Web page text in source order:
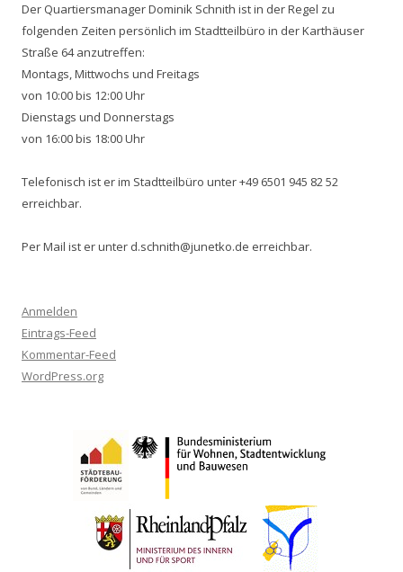
Der Quartiersmanager Dominik Schnith ist in der Regel zu
folgenden Zeiten persönlich im Stadtteilbüro in der Karthäuser
Straße 64 anzutreffen:
Montags, Mittwochs und Freitags
von 10:00 bis 12:00 Uhr
Dienstags und Donnerstags
von 16:00 bis 18:00 Uhr
Telefonisch ist er im Stadtteilbüro unter +49 6501 945 82 52
erreichbar.
Per Mail ist er unter d.schnith@junetko.de erreichbar.
Anmelden
Eintrags-Feed
Kommentar-Feed
WordPress.org